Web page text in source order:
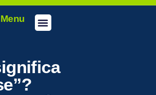
Menu